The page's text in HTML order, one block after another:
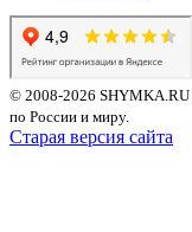
© 2008-2026 SHYMKA.RU
по России и миру.
Старая версия сайта